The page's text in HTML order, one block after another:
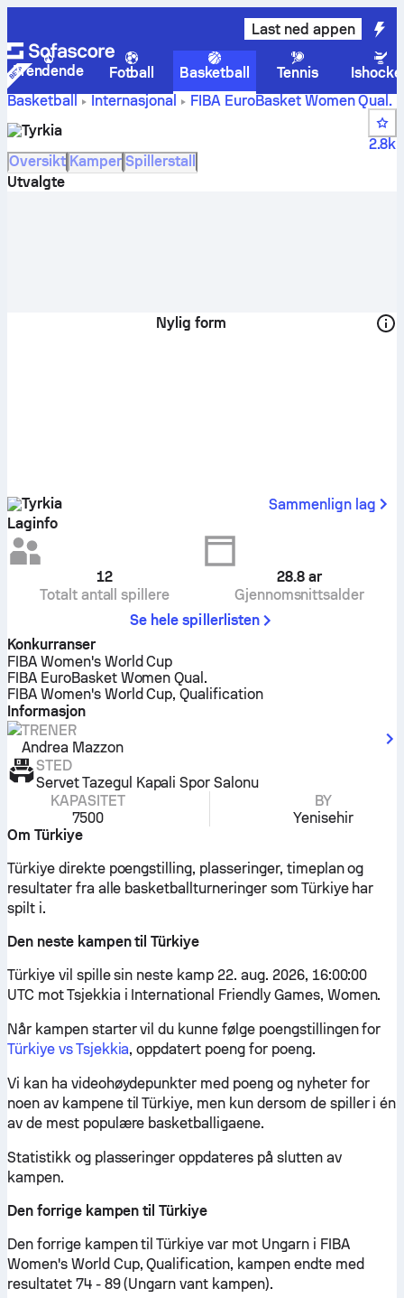
Last ned appen
Trendende Fotball Basketball Tennis
Basketball
Internasjonal
FIBA EuroBasket Women Qual.
spillere
Tyrkia
2.8k
Oversikt Kamper Spillerstall
Utvalgte
Nylig form
Tyrkia
Sammenlign lag
Laginfo
12
Totalt antall spillere
28.8 ar
Gjennomsnittsalder
Se hele spillerlisten
Konkurranser
FIBA Women's World Cup
FIBA EuroBasket Women Qual.
FIBA Women's World Cup, Qualification
Informasjon
TRENER
Andrea Mazzon
STED
Servet Tazegul Kapali Spor Salonu
KAPASITET
7500
BY
Yenisehir
Om Türkiye
Türkiye direkte poengstilling, plasseringer, timeplan og
resultater fra alle basketballturneringer som Türkiye har
spilt i.
Den neste kampen til Türkiye
Türkiye vil spille sin neste kamp 22. aug. 2026, 16:00:00
UTC mot Tsjekkia i International Friendly Games, Women.
Når kampen starter vil du kunne følge poengstillingen for
Türkiye vs Tsjekkia, oppdatert poeng for poeng.
Vi kan ha videohøydepunkter med poeng og nyheter for
noen av kampene til Türkiye, men kun dersom de spiller i én
av de mest populære basketballigaene.
Statistikk og plasseringer oppdateres på slutten av
kampen.
Den forrige kampen til Türkiye
Den forrige kampen til Türkiye var mot Ungarn i FIBA
Women's World Cup, Qualification, kampen endte med
resultatet 74 - 89 (Ungarn vant kampen).